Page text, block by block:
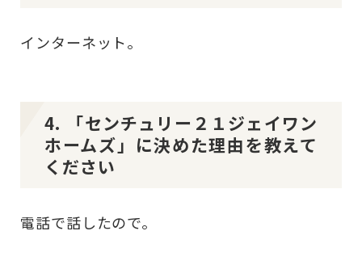
インターネット。
4. 「センチュリー２１ジェイワン
ホームズ」に決めた理由を教えて
ください
電話で話したので。